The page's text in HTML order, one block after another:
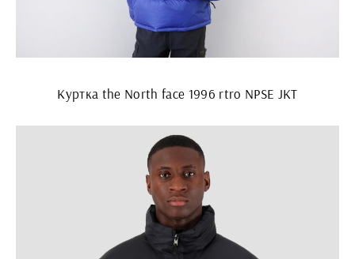
Куртка the North face 1996 rtro NPSE JKT